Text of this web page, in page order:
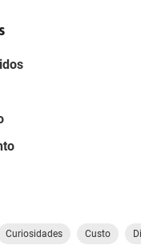
Curiosidades Custo